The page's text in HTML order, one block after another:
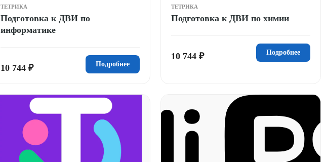
ТЕТРИКА
Подготовка к ДВИ по
информатике
10 744 ₽ Подробнее
ТЕТРИКА
Подготовка к ДВИ по химии
10 744 ₽ Подробнее